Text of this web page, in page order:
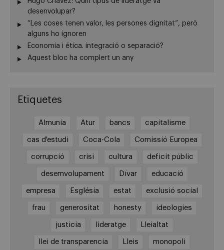
desenvolupar?
“Les coses tenen valor, les persones dignitat”, però
alguns ho ignoren
Economia i ética. integració o separació?
Aquest bloc ha complert un any
Etiquetes
Almunia Atur bancs capitalisme
cas d'estudi Coca-Cola Comissió Europea
corrupció crisi cultura deficit públic
desemvolupament Dívar educació
empresa Església estat exclusió social
frau generositat honesty ideologies
justicia lideratge Lleialtat
llei de transparencia Lleis monopoli